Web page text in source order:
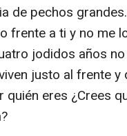
de pechos
frente a ti y no me
jodidos años
justo al frente y
quién eres ¿Crees